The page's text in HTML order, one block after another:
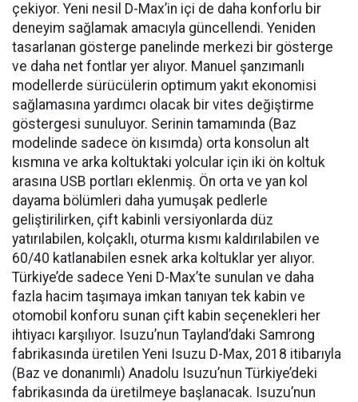
çekiyor. Yeni nesil D-Max’in içi de daha konforlu bir
deneyim sağlamak amacıyla güncellendi. Yeniden
tasarlanan gösterge panelinde merkezi bir gösterge
ve daha net fontlar yer alıyor. Manuel şanzımanlı
modellerde sürücülerin optimum yakıt ekonomisi
sağlamasına yardımcı olacak bir vites değiştirme
göstergesi sunuluyor. Serinin tamamında (Baz
modelinde sadece ön kısımda) orta konsolun alt
kısmına ve arka koltuktaki yolcular için iki ön koltuk
arasına USB portları eklenmiş. Ön orta ve yan kol
dayama bölümleri daha yumuşak pedlerle
geliştirilirken, çift kabinli versiyonlarda düz
yatırılabilen, kolçaklı, oturma kısmı kaldırılabilen ve
60/40 katlanabilen esnek arka koltuklar yer alıyor.
Türkiye’de sadece Yeni D-Max’te sunulan ve daha
fazla hacim taşımaya imkan tanıyan tek kabin ve
otomobil konforu sunan çift kabin seçenekleri her
ihtiyacı karşılıyor. Isuzu’nun Tayland’daki Samrong
fabrikasında üretilen Yeni Isuzu D-Max, 2018 itibarıyla
(Baz ve donanımlı) Anadolu Isuzu’nun Türkiye’deki
fabrikasında da üretilmeye başlanacak. Isuzu’nun